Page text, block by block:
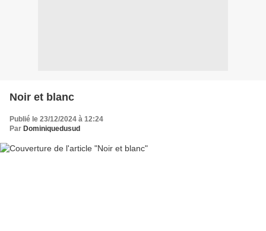
Noir et blanc
Publié le 23/12/2024 à 12:24
Par Dominiquedusud